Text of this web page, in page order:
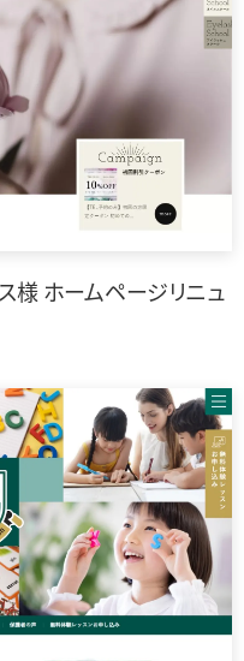
様 ホームページリニュ